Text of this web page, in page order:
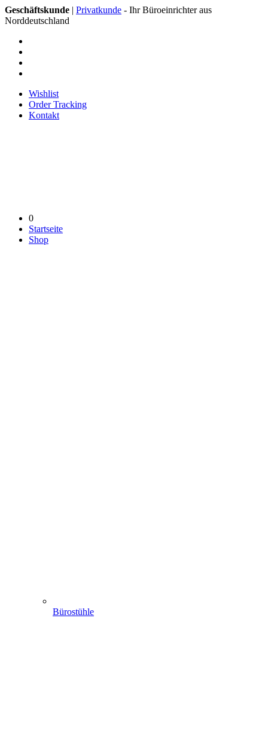
Geschäftskunde | Privatkunde - Ihr Büroeinrichter aus
Norddeutschland
Wishlist
Order Tracking
Kontakt
0
Startseite
Shop
Bürostühle